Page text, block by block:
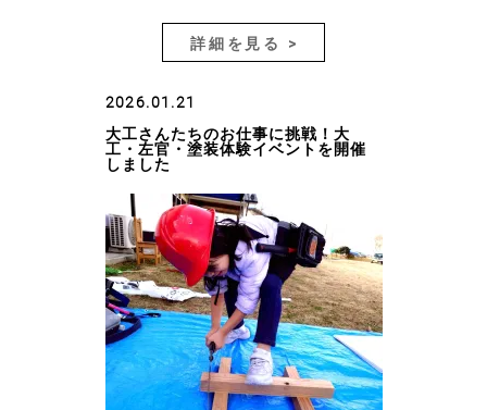
詳細を見る >
2026.01.21
大工さんたちのお仕事に挑戦！大
工・左官・塗装体験イベントを開催
しました